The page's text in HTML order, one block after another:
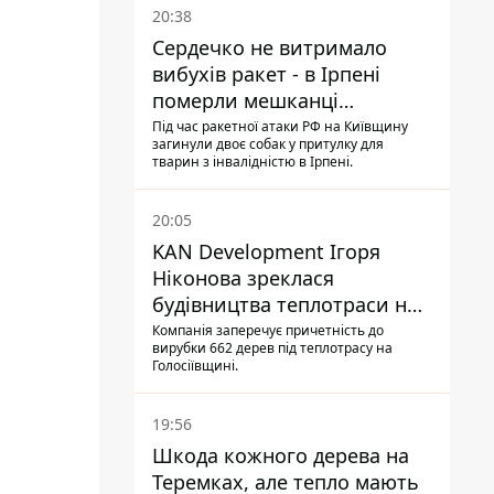
20:38
Сердечко не витримало
вибухів ракет - в Ірпені
померли мешканці
притулку для собак з
інвалідністю
Під час ракетної атаки РФ на Київщину
загинули двоє собак у притулку для
тварин з інвалідністю в Ірпені.
20:05
KAN Development Ігоря
Ніконова зреклася
будівництва теплотраси на
Теремках
Компанія заперечує причетність до
вирубки 662 дерев під теплотрасу на
Голосіївщині.
19:56
Шкода кожного дерева на
Теремках, але тепло мають